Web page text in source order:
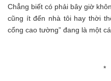
Chẳng biết có phải bây giờ
cũng ít đến nhà tôi hay thời
cổng cao tường” đang là một